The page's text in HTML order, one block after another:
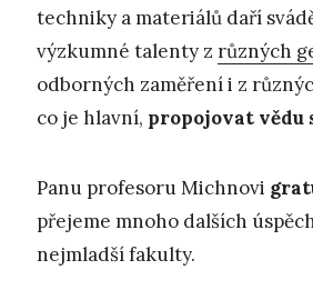
techniky a materiálů daří
výzkumné talenty z různých
odborných zaměření i z
co je hlavní, propojovat
Panu profesoru Michnovi
přejeme mnoho dalších
nejmladší fakulty.